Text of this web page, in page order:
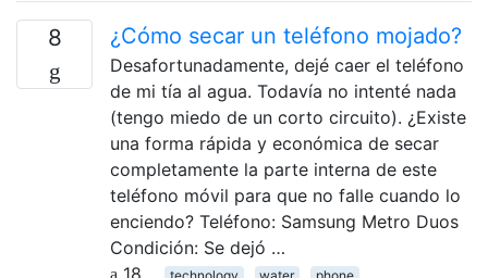
8 ¿Cómo secar un teléfono mojado?
Desafortunadamente, dejé caer el teléfono
de mi tía al agua. Todavía no intenté nada
(tengo miedo de un corto circuito). ¿Existe
una forma rápida y económica de secar
completamente la parte interna de este
teléfono móvil para que no falle cuando lo
enciendo? Teléfono: Samsung Metro Duos
Condición: Se dejó …
18